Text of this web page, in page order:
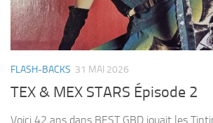
FLASH-BACKS 31 MAI 2026
TEX & MEX STARS Épisode 2
Voici 42 ans dans BEST GBD jouait les